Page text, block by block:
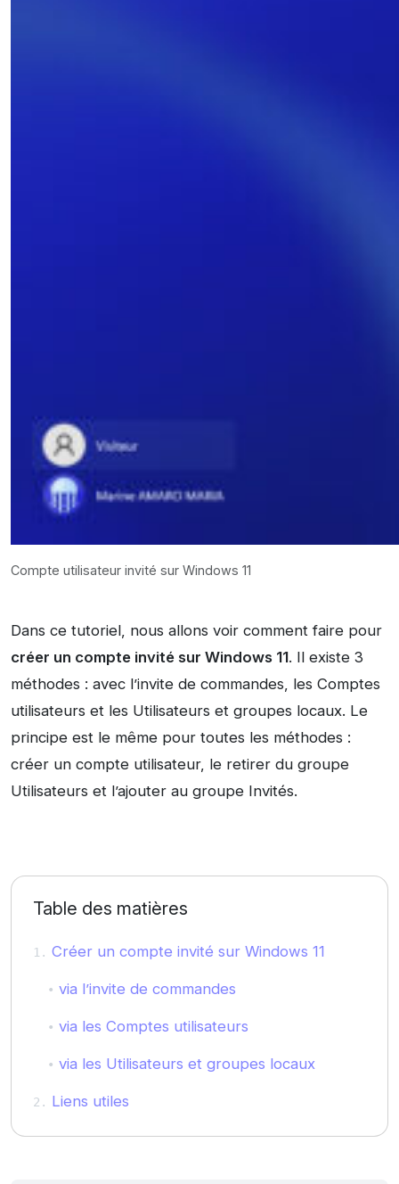
Compte utilisateur invité sur Windows 11
Dans ce tutoriel, nous allons voir comment faire pour
créer un compte invité sur Windows 11. Il existe 3
méthodes : avec l’invite de commandes, les Comptes
utilisateurs et les Utilisateurs et groupes locaux. Le
principe est le même pour toutes les méthodes :
créer un compte utilisateur, le retirer du groupe
Utilisateurs et l’ajouter au groupe Invités.
Table des matières
Créer un compte invité sur Windows 11
via l’invite de commandes
via les Comptes utilisateurs
via les Utilisateurs et groupes locaux
Liens utiles